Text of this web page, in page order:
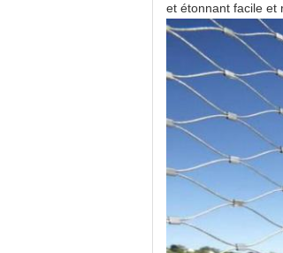
et étonnant facile et